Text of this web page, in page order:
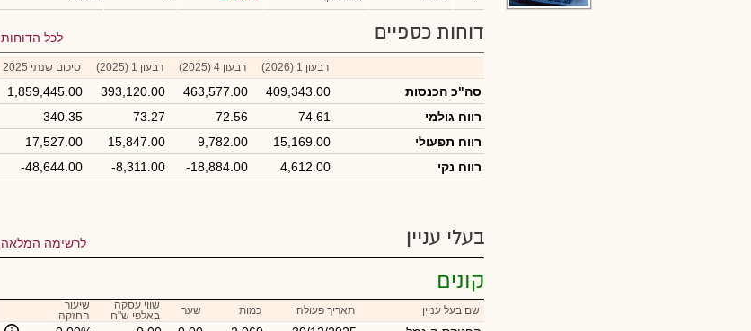
דוחות כספיים לכל הדוחות
רבעון 1 (2026) רבעון 4 (2025) רבעון 1 (2025) סיכום שנתי 2025
סה"כ הכנסות 409,343.00
463,577.00
393,120.00
1,859,445.00
רווח גולמי
74.61
72.56
73.27
340.35
רווח תפעולי
15,169.00
9,782.00
15,847.00
17,527.00
רווח נקי
4,612.00
-18,884.00
-8,311.00
-48,644.00
בעלי עניין לרשימה המלאה
קונים
שם בעל עניין תאריך פעולה כמות שער
שווי עסקה
באלפי ש"ח
שיעור
החזקה